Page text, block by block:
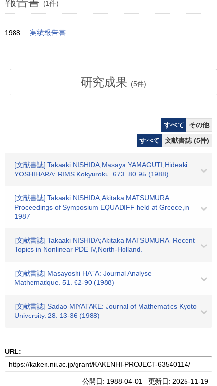
(1件)
1988 実績報告書
研究成果 (5件)
すべて
その他
すべて
文献書誌 (5件)
[文献書誌] Takaaki NISHIDA;Masaya YAMAGUTI;Hideaki
YOSHIHARA: RIMS Kokyuroku. 673. 80-95 (1988)
[文献書誌] Takaaki NISHIDA;Akitaka MATSUMURA:
Proceedings of Symposium EQUADIFF held at Greece,in
1987.
[文献書誌] Takaaki NISHIDA;Akitaka MATSUMURA: Recent
Topics in Nonlinear PDE IV,North-Holland.
[文献書誌] Masayoshi HATA: Journal Analyse
Mathematique. 51. 62-90 (1988)
[文献書誌] Sadao MIYATAKE: Journal of Mathematics Kyoto
University. 28. 13-36 (1988)
URL:
公開日: 1988-04-01 更新日: 2025-11-19